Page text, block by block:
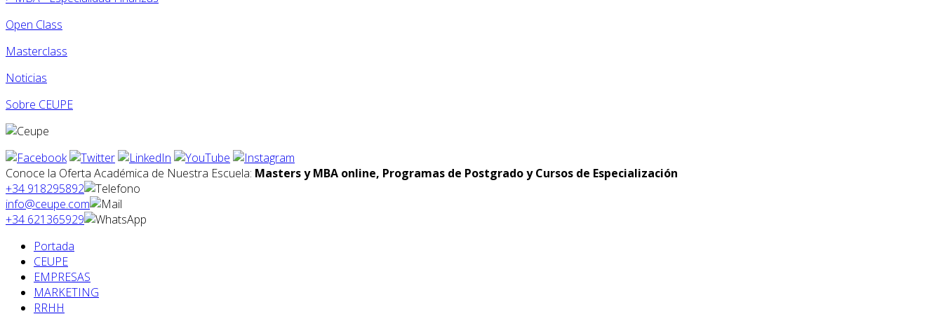
Open Class
Masterclass
Noticias
Sobre CEUPE
Conoce la Oferta Académica de Nuestra Escuela: Masters y MBA online, Programas de Postgrado y Cursos de Especialización
+34 918295892
info@ceupe.com
+34 621365929
Portada
CEUPE
EMPRESAS
MARKETING
RRHH